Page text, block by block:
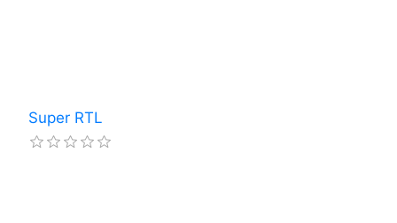
Super RTL